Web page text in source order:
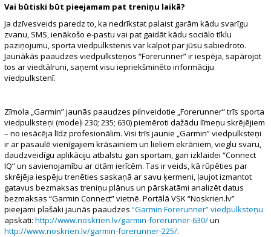
Vai būtiski būt pieejamam pat treniņu laikā?
Ja dzīvesveids paredz to, ka nedrīkstat palaist garām kādu svarīgu
zvanu, SMS, ienākošo e-pastu vai pat gaidāt kādu sociālo tīklu
paziņojumu, sporta viedpulkstenis var kalpot par jūsu sabiedroto.
Jaunākās paaudzes viedpulksteņos “Forerunner” ir iespēja, sapārojot
tos ar viedtālruni, saņemt visu iepriekšminēto informāciju
viedpulkstenī.
Zīmola „Garmin” jaunās paaudzes pilnveidotie „Forerunner” trīs sporta
viedpulksteņi (modeļi 230; 235; 630) piemēroti dažādu līmeņu skrējējiem
– no iesācēja līdz profesionālim. Visi trīs jaunie „Garmin” viedpulksteņi
ir ar pasaulē vienīgajiem krāsainiem un lieliem ekrāniem, vieglu svaru,
daudzveidīgu aplikāciju atbalstu gan sportam, gan izklaidei “Connect
IQ” un savienojamību ar citām ierīcēm. Tas ir veids, kā rūpēties par
skrējēja iespēju trenēties saskaņā ar savu ķermeni, ļaujot izmantot
gatavus bezmaksas treniņu plānus un pārskatāmi analizēt datus
bezmaksas “Garmin Connect” vietnē. Portālā VSK “Noskrien.lv”
pieejami plašāki jaunās paaudzes “Garmin Forerunner” viedpulksteņu
apskati: http://www.noskrien.lv/garmin-forerunner-630/un
http://www.noskrien.lv/garmin-forerunner-225/.